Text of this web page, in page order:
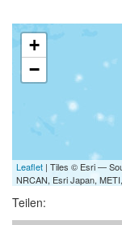
+
−
Leaflet | Tiles © Esri —
NRCAN, Esri Japan,
Teilen: